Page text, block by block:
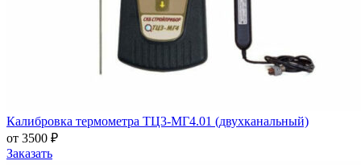
Калибровка термометра ТЦ3-МГ4.01 (двухканальный)
от 3500 ₽
Заказать